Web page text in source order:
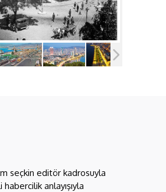
seçkin editör kadrosuyla
anlayışıyla